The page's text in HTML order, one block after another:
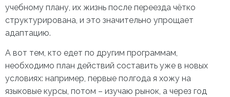
учебному плану, их жизнь после переезда чётко
структурирована, и это значительно упрощает
адаптацию.
А вот тем, кто едет по другим программам,
необходимо план действий составить уже в новых
условиях: например, первые полгода я хожу на
языковые курсы, потом – изучаю рынок, а через год